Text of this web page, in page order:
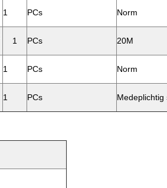
1 PCs Norm
1 PCs 20M
1 PCs Norm
1 PCs Medeplichtig